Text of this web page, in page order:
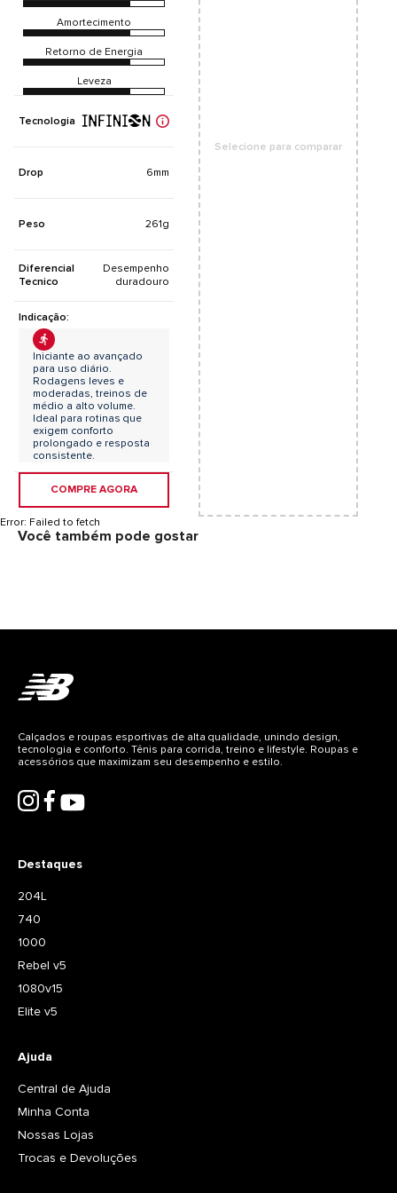
Amortecimento
Retorno de Energia
Leveza
Tecnologia
Drop 6mm
Peso 261g
Diferencial
Tecnico
Desempenho
duradouro
Indicação:
Iniciante ao avançado
para uso diário.
Rodagens leves e
moderadas, treinos de
médio a alto volume.
Ideal para rotinas que
exigem conforto
prolongado e resposta
consistente.
COMPRE AGORA
Selecione para comparar
Error: Failed to fetch
Você também pode gostar
Destaques
204L
740
1000
Rebel v5
1080v15
Elite v5
Ajuda
Central de Ajuda
Minha Conta
Nossas Lojas
Trocas e Devoluções
Calçados e roupas esportivas de alta qualidade, unindo design,
tecnologia e conforto. Tênis para corrida, treino e lifestyle. Roupas e
acessórios que maximizam seu desempenho e estilo.